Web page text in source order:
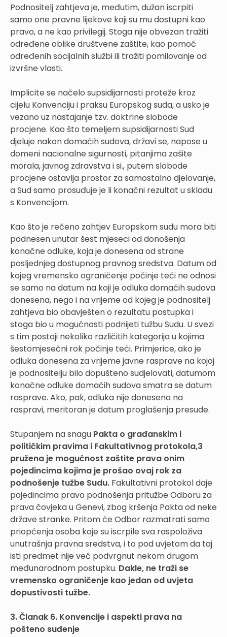
Podnositelj zahtjeva je, međutim, dužan iscrpiti
samo one pravne lijekove koji su mu dostupni kao
pravo, a ne kao privilegij. Stoga nije obvezan tražiti
određene oblike društvene zaštite, kao pomoć
određenih socijalnih službi ili tražiti pomilovanje od
izvršne vlasti.
Implicite se načelo supsidijarnosti proteže kroz
cijelu Konvenciju i praksu Europskog suda, a usko je
vezano uz nastajanje tzv. doktrine slobode
procjene. Kao što temeljem supsidijarnosti Sud
djeluje nakon domaćih sudova, državi se, napose u
domeni nacionalne sigurnosti, pitanjima zašite
morala, javnog zdravstva i si., putem slobode
procjene ostavlja prostor za samostalno djelovanje,
a Sud samo prosuđuje je li konačni rezultat u skladu
s Konvencijom.
Kao što je rečeno zahtjev Europskom sudu mora biti
podnesen unutar šest mjeseci od donošenja
konačne odluke, koja je donesena od strane
posljednjeg dostupnog pravnog sredstva. Datum od
kojeg vremensko ograničenje počinje teći ne odnosi
se samo na datum na koji je odluka domaćih sudova
donesena, nego i na vrijeme od kojeg je podnositelj
zahtjeva bio obavješten o rezultatu postupka i
stoga bio u mogućnosti podnijeti tužbu Sudu. U svezi
s tim postoji nekoliko različitih kategorija u kojima
šestomjesečni rok počinje teći. Primjerice, ako je
odluka donesena za vrijeme javne rasprave na kojoj
je podnositelju bilo dopušteno sudjelovati, datumom
konačne odluke domaćih sudova smatra se datum
rasprave. Ako, pak, odluka nije donesena na
raspravi, meritoran je datum proglašenja presude.
Stupanjem na snagu Pakta o građanskim i
političkim pravima i Fakultativnog protokola,3
pružena je mogućnost zaštite prava onim
pojedincima kojima je prošao ovaj rok za
podnošenje tužbe Sudu. Fakultativni protokol daje
pojedincima pravo podnošenja pritužbe Odboru za
prava čovjeka u Genevi, zbog kršenja Pakta od neke
države stranke. Pritom će Odbor razmatrati samo
priopćenja osoba koje su iscrpile sva raspoloživa
unutrašnja pravna sredstva, i to pod uvjetom da taj
isti predmet nije već podvrgnut nekom drugom
međunarodnom postupku. Dakle, ne traži se
vremensko ograničenje kao jedan od uvjeta
dopustivosti tužbe.
3. Članak 6. Konvencije i aspekti prava na
pošteno suđenje